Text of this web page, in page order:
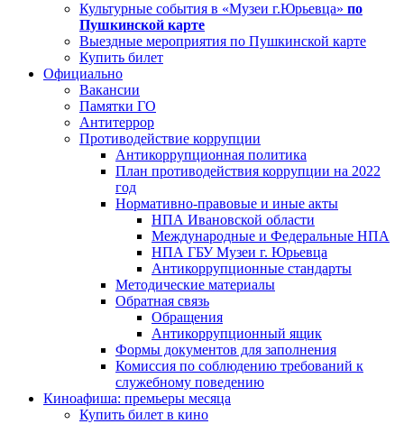
Культурные события в «Музеи г.Юрьевца» по
Пушкинской карте
Выездные мероприятия по Пушкинской карте
Купить билет
Официально
Вакансии
Памятки ГО
Антитеррор
Противодействие коррупции
Антикоррупционная политика
План противодействия коррупции на 2022
год
Нормативно-правовые и иные акты
НПА Ивановской области
Международные и Федеральные НПА
НПА ГБУ Музеи г. Юрьевца
Антикоррупционные стандарты
Методические материалы
Обратная связь
Обращения
Антикоррупционный ящик
Формы документов для заполнения
Комиссия по соблюдению требований к
служебному поведению
Киноафиша: премьеры месяца
Купить билет в кино